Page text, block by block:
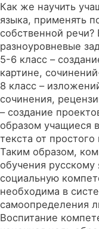
Как же научить
языка, применять
собственной
разноуровневые
5-6 класс –
картине,
8 класс –
сочинения,
– создание
образом учащиеся
текста от
Таким образом,
обучения
социальную
необходима в
самоопределения
Воспитание